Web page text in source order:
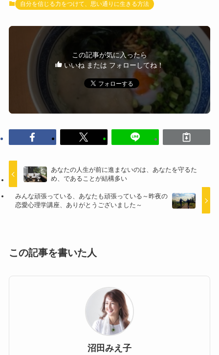
自分を信じる力をつけて、思い通りに生きる方法
この記事が気に入ったら
いいね または フォローしてね！
あなたの人生が前に進まないのは、あなたを守るた
め、であることが結構多い
みんな頑張っている、あなたも頑張っている～昨夜の
恋愛心理学講座、ありがとうございました～
この記事を書いた人
沼田みえ子